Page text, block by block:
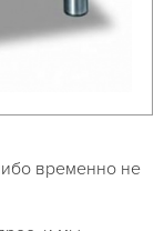
временно не